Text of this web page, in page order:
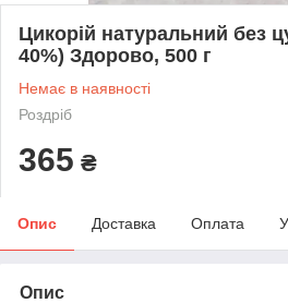
Цикорій натуральний без
40%) Здорово, 500 г
Немає в наявності
Роздріб
365 ₴
Опис Доставка Оплата
Опис